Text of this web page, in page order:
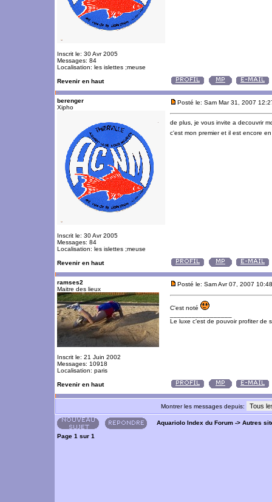
Inscrit le: 30 Avr 2005
Messages: 84
Localisation: les islettes ;meuse
Revenir en haut
berenger
Xipho
Inscrit le: 30 Avr 2005
Messages: 84
Localisation: les islettes ;meuse
Posté le: Sam Mar 31, 2007
de plus, je vous invite a decouvrir
c'est mon premier et il est encore
Revenir en haut
ramses2
Maitre des lieux
Inscrit le: 21 Juin 2002
Messages: 10918
Localisation: paris
Posté le: Sam Avr 07, 2007
C'est noté
Le luxe c'est de pouvoir profiter de
Revenir en haut
Montrer les messages depuis:
Aquariolo Index du Forum -> Autres
Page 1 sur 1